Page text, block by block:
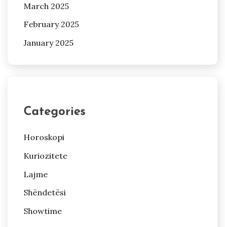
March 2025
February 2025
January 2025
Categories
Horoskopi
Kuriozitete
Lajme
Shëndetësi
Showtime